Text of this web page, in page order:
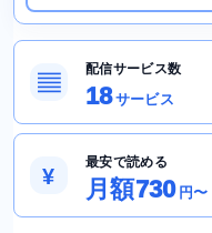
▤
配信サービス数
18サービス
¥
最安で読める
月額730 円〜